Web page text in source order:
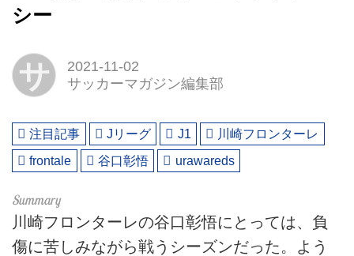
シー
サ
2021-11-02
サッカーマガジン編集部
注目記事 Jリーグ J1
川崎フロンターレ
frontale
谷口彰悟 urawareds
川崎フロンターレの谷口彰悟にとっては、負
傷に苦しみながら戦うシーズンだった。よう